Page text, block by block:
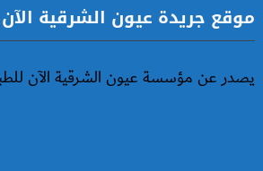
موقع جريدة عيون الشرقية الآن
يصدر عن مؤسسة عيون الشرقية الآن